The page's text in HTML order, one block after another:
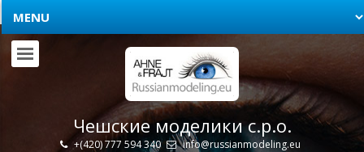
Чешские моделики с.р.о.
+(420) 777 594 340 info@russianmodeling.eu